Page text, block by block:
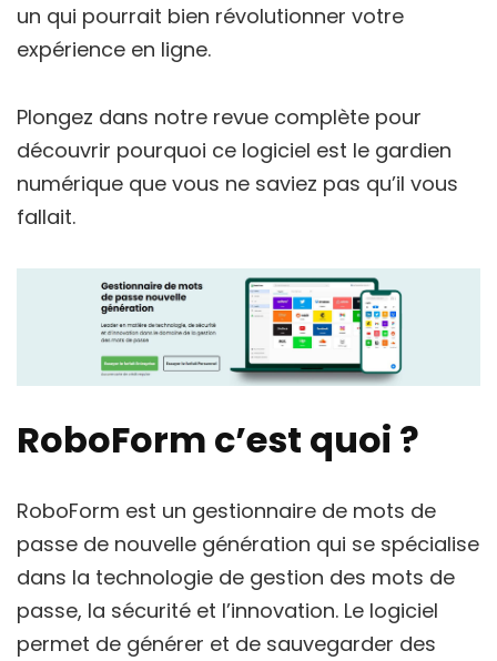
un qui pourrait bien révolutionner votre
expérience en ligne.
Plongez dans notre revue complète pour
découvrir pourquoi ce logiciel est le gardien
numérique que vous ne saviez pas qu’il vous
fallait.
RoboForm c’est quoi ?
RoboForm est un gestionnaire de mots de
passe de nouvelle génération qui se spécialise
dans la technologie de gestion des mots de
passe, la sécurité et l’innovation. Le logiciel
permet de générer et de sauvegarder des